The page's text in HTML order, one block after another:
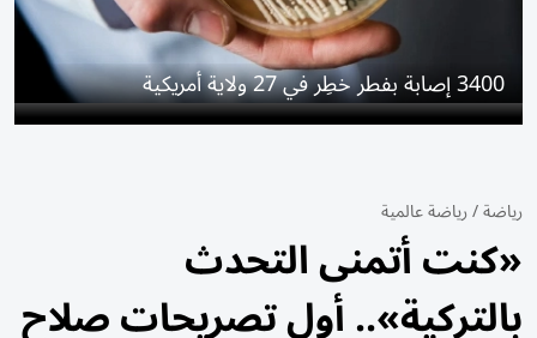
3400 إصابة بفطر خطِر في 27 ولاية أمريكية
رياضة/رياضة عالمية
«كنت أتمنى التحدث
بالتركية».. أول تصريحات صلاح